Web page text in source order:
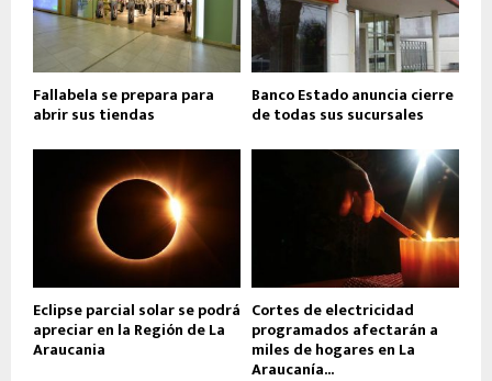
Fallabela se prepara para
abrir sus tiendas
Banco Estado anuncia cierre
de todas sus sucursales
Eclipse parcial solar se podrá
apreciar en la Región de La
Araucania
Cortes de electricidad
programados afectarán a
miles de hogares en La
Araucanía...